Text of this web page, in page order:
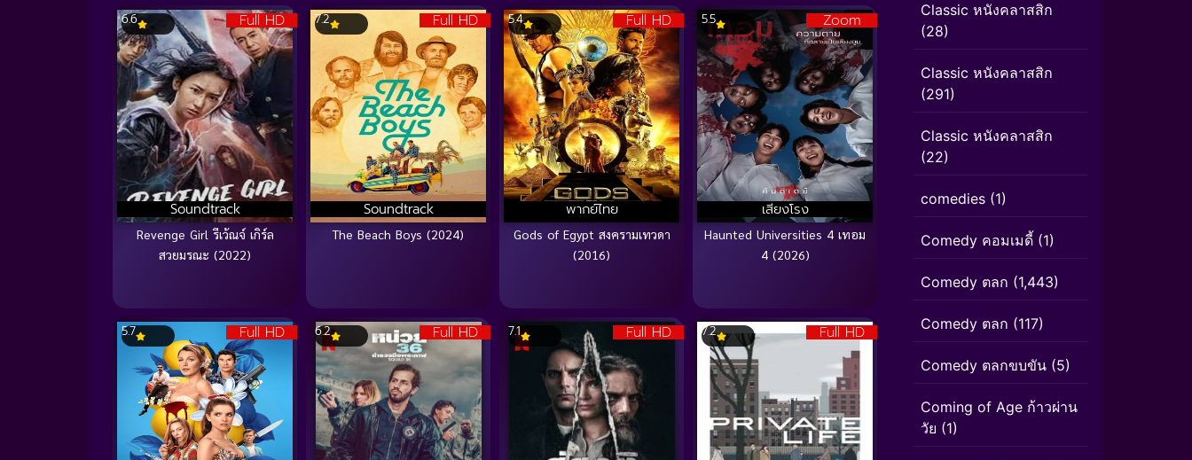
Full HD
Soundtrack
6.6
Revenge Girl รีเว้ณจ์ เกิร์ล
สวยมรณะ (2022)
Full HD
Soundtrack
7.2
The Beach Boys (2024)
Full HD
พากย์ไทย
5.4
Gods of Egypt สงครามเทวดา
(2016)
Zoom
เสียงโรง
5.5
Haunted Universities 4 เทอม
4 (2026)
Full HD
5.7 Full HD
6.2 Full HD
7.1 Full HD
7.2
Classic หนังคลาสสิก
(28)
Classic หนังคลาสสิก
(291)
Classic หนังคลาสสิก
(22)
comedies (1)
Comedy คอมเมดี้ (1)
Comedy ตลก (1,443)
Comedy ตลก (117)
Comedy ตลกขบขัน (5)
Coming of Age ก้าวผ่าน
วัย (1)